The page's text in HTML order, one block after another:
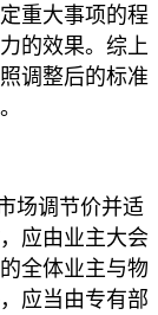
重大事项的程
的效果。综上
调整后的标准
场调节价并适
应由业主大会
全体业主与物
应当由专有部